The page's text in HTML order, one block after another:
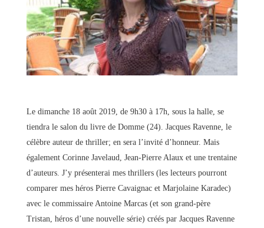
Le dimanche 18 août 2019, de 9h30 à 17h, sous la halle, se
tiendra le salon du livre de Domme (24). Jacques Ravenne, le
célèbre auteur de thriller; en sera l’invité d’honneur. Mais
également Corinne Javelaud, Jean-Pierre Alaux et une trentaine
d’auteurs. J’y présenterai mes thrillers (les lecteurs pourront
comparer mes héros Pierre Cavaignac et Marjolaine Karadec)
avec le commissaire Antoine Marcas (et son grand-père
Tristan, héros d’une nouvelle série) créés par Jacques Ravenne